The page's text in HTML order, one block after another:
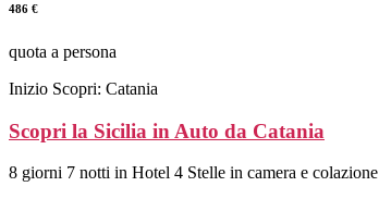
486 €
quota a persona
Inizio Scopri: Catania
Scopri la Sicilia in Auto da Catania
8 giorni 7 notti in Hotel 4 Stelle in camera e colazione